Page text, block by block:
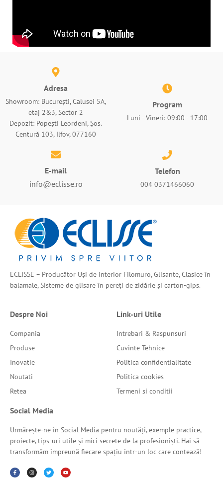
Adresa
Showroom: București, Calusei 5A,
etaj 2&3, Sector 2
Depozit: Popești Leordeni, Șos.
Centură 103, Ilfov, 077160
Program
Luni - Vineri: 09:00 - 17:00
E-mail
info@eclisse.ro
Telefon
004 0371466060
ECLISSE – Producător Uși de interior Filomuro, Glisante, Clasice în
balamale, Sisteme de glisare în pereți de zidărie și carton-gips.
Despre Noi
Compania
Produse
Inovatie
Noutati
Retea
Link-uri Utile
Intrebari & Raspunsuri
Cuvinte Tehnice
Politica confidentialitate
Politica cookies
Termeni si conditii
Social Media
Urmărește-ne în Social Media pentru noutăți, exemple practice,
proiecte, tips-uri utile și mici secrete de la profesioniști. Hai să
transformăm împreună fiecare spațiu într-un loc care contează!